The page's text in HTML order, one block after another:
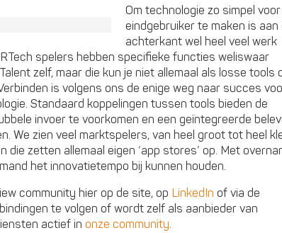
Om technologie zo simpel
eindgebruiker te maken is aan
achterkant wel heel veel werk
spelers hebben specifieke functies weliswaar
zelf, maar die kun je niet allemaal als losse tools
is volgens ons de enige weg naar succes
Standaard koppelingen tussen tools bieden de
invoer te voorkomen en een geïntegreerde
We zien veel marktspelers, van heel groot tot heel
die zetten allemaal eigen ‘app stores’ op. Met
het innovatietempo bij kunnen houden.
community hier op de site, op LinkedIn of via de
te volgen of wordt zelf als aanbieder van
actief in onze community.